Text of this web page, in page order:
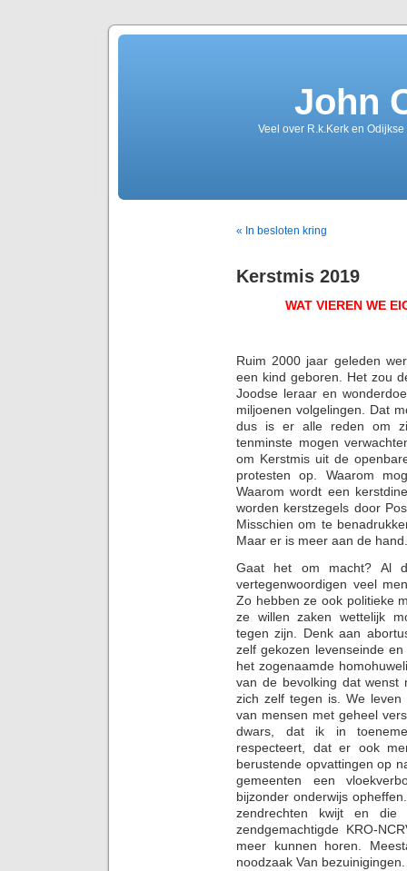
John
Veel over R.k.Kerk en
« In besloten kring
Kerstmis 2019
WAT VIEREN WE
Ruim 2000 jaar geleden
een kind geboren. Het zou
Joodse leraar en
miljoenen volgelingen. Dat
dus is er alle reden om
tenminste mogen
om Kerstmis uit de
protesten op. Waarom
Waarom wordt een
worden kerstzegels door
Misschien om te
Maar er is meer aan de hand.
Gaat het om macht? Al
vertegenwoordigen veel
Zo hebben ze ook politieke
ze willen zaken wettelijk
tegen zijn. Denk aan
zelf gekozen levenseinde
het zogenaamde
van de bevolking dat
zich zelf tegen is. We
van mensen met geheel
dwars, dat ik in
respecteert, dat er ook
berustende opvattingen op
gemeenten een
bijzonder onderwijs
zendrechten kwijt en die
zendgemachtigde KRO-
meer kunnen horen.
noodzaak Van bezuinigingen.